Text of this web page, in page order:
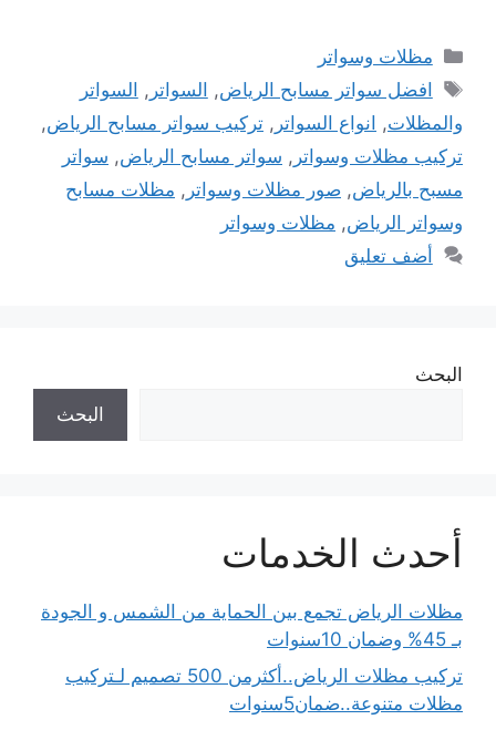
التصنيفات
مظلات وسواتر
الوسوم
افضل سواتر مسابح الرياض, السواتر , السواتر
والمظلات, انواع السواتر , تركيب سواتر مسابح الرياض,
تركيب مظلات وسواتر , سواتر مسابح الرياض, سواتر
مسبح بالرياض, صور مظلات وسواتر , مظلات مسابح
وسواتر الرياض, مظلات وسواتر
أضف تعليق
البحث
البحث
أحدث الخدمات
مظلات الرياض تجمع بين الحماية من الشمس و الجودة
بـ 45% وضمان 10سنوات
تركيب مظلات الرياض..أكثرمن 500 تصميم لـتركيب
مظلات متنوعة..ضمان5سنوات